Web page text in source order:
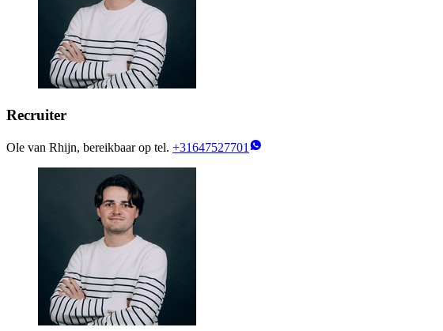
Recruiter
Ole van Rhijn, bereikbaar op tel. +31647527701